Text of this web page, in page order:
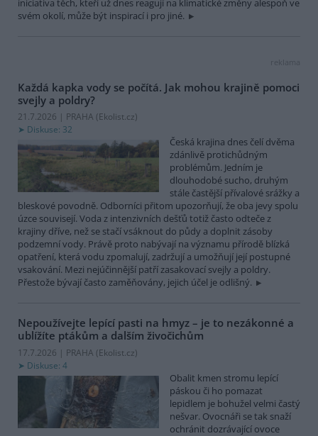
iniciativa těch, kteří už dnes reagují na klimatické změny alespoň ve
svém okolí, může být inspirací i pro jiné.
reklama
Každá kapka vody se počítá. Jak mohou krajině pomoci
svejly a poldry?
21.7.2026 | PRAHA (Ekolist.cz)
Diskuse: 32
Česká krajina dnes čelí dvěma
zdánlivě protichůdným
problémům. Jedním je
dlouhodobé sucho, druhým
stále častější přívalové srážky a
bleskové povodně. Odborníci přitom upozorňují, že oba jevy spolu
úzce souvisejí. Voda z intenzivních dešťů totiž často odteče z
krajiny dříve, než se stačí vsáknout do půdy a doplnit zásoby
podzemní vody. Právě proto nabývají na významu přírodě blízká
opatření, která vodu zpomalují, zadržují a umožňují její postupné
vsakování. Mezi nejúčinnější patří zasakovací svejly a poldry.
Přestože bývají často zaměňovány, jejich účel je odlišný.
Nepoužívejte lepící pasti na hmyz – je to nezákonné a
ublížíte ptákům a dalším živočichům
17.7.2026 | PRAHA (Ekolist.cz)
Diskuse: 4
Obalit kmen stromu lepící
páskou či ho pomazat
lepidlem je bohužel velmi častý
nešvar. Ovocnáři se tak snaží
ochránit dozrávající ovoce